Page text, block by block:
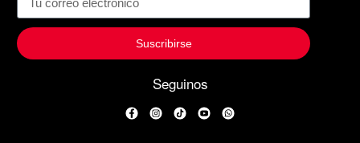
Suscribirse
Seguinos
FacebookInstagram
TikTokYouTubeWhatsApp